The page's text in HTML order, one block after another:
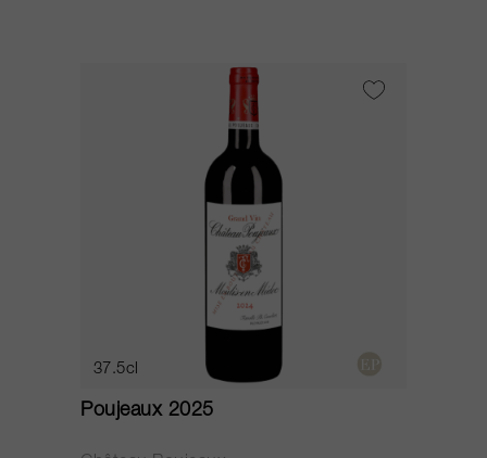
37.5cl
Poujeaux 2025